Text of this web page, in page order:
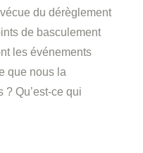
du dérèglement
de basculement
les événements
que nous la
Qu’est-ce qui